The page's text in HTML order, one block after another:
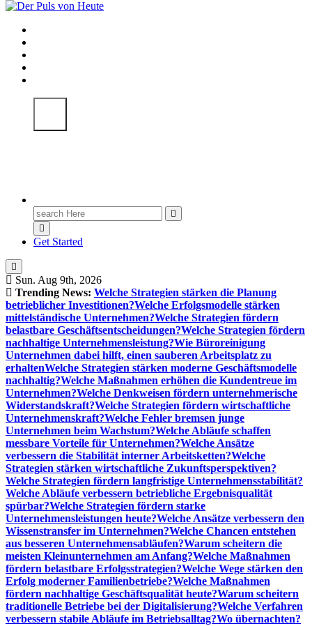
Meldungen die Resonanz finden
Search
for:
Get Started
Sun. Aug 9th, 2026
Trending News: Welche Strategien stärken die Planung
betrieblicher Investitionen?Welche Erfolgsmodelle stärken
mittelständische Unternehmen?Welche Strategien fördern
belastbare Geschäftsentscheidungen?Welche Strategien fördern
nachhaltige Unternehmensleistung?Wie Büroreinigung
Unternehmen dabei hilft, einen sauberen Arbeitsplatz zu
erhaltenWelche Strategien stärken moderne Geschäftsmodelle
nachhaltig?Welche Maßnahmen erhöhen die Kundentreue im
Unternehmen?Welche Denkweisen fördern unternehmerische
Widerstandskraft?Welche Strategien fördern wirtschaftliche
Unternehmenskraft?Welche Fehler bremsen junge
Unternehmen beim Wachstum?Welche Abläufe schaffen
messbare Vorteile für Unternehmen?Welche Ansätze
verbessern die Stabilität interner Arbeitsketten?Welche
Strategien stärken wirtschaftliche Zukunftsperspektiven?
Welche Strategien fördern langfristige Unternehmensstabilität?
Welche Abläufe verbessern betriebliche Ergebnisqualität
spürbar?Welche Strategien fördern starke
Unternehmensleistungen heute?Welche Ansätze verbessern den
Wissenstransfer im Unternehmen?Welche Chancen entstehen
aus besseren Unternehmensabläufen?Warum scheitern die
meisten Kleinunternehmen am Anfang?Welche Maßnahmen
fördern belastbare Erfolgsstrategien?Welche Wege stärken den
Erfolg moderner Familienbetriebe?Welche Maßnahmen
fördern nachhaltige Geschäftsqualität heute?Warum scheitern
traditionelle Betriebe bei der Digitalisierung?Welche Verfahren
verbessern stabile Abläufe im Betriebsalltag?Wo übernachten?